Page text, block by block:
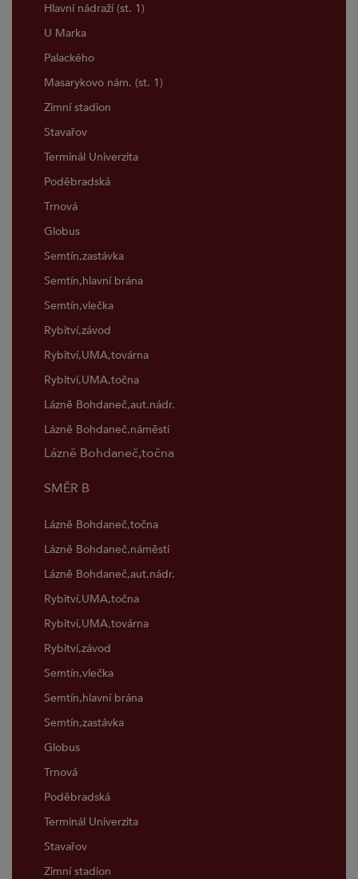
Hlavní nádraží (st. 1)
U Marka
Palackého
Masarykovo nám. (st. 1)
Zimní stadion
Stavařov
Terminál Univerzita
Poděbradská
Trnová
Globus
Semtín,zastávka
Semtín,hlavní brána
Semtín,vlečka
Rybitví,závod
Rybitví,UMA,továrna
Rybitví,UMA,točna
Lázně Bohdaneč,aut.nádr.
Lázně Bohdaneč,náměstí
Lázně Bohdaneč,točna
SMĚR B
Lázně Bohdaneč,točna
Lázně Bohdaneč,náměstí
Lázně Bohdaneč,aut.nádr.
Rybitví,UMA,točna
Rybitví,UMA,továrna
Rybitví,závod
Semtín,vlečka
Semtín,hlavní brána
Semtín,zastávka
Globus
Trnová
Poděbradská
Terminál Univerzita
Stavařov
Zimní stadion